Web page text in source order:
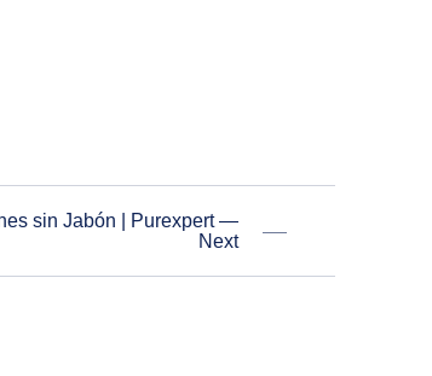
sin Jabón | Purexpert —
Next